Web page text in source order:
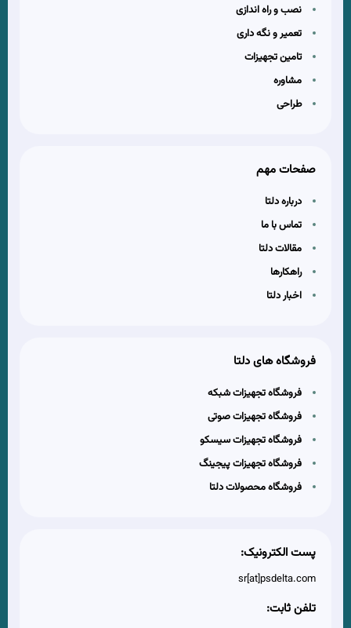
نصب و راه اندازی
تعمیر و نگه داری
تامین تجهیزات
مشاوره
طراحی
صفحات مهم
درباره دلتا
تماس با ما
مقالات دلتا
راهکارها
اخبار دلتا
فروشگاه های دلتا
فروشگاه تجهیزات شبکه
فروشگاه تجهیزات صوتی
فروشگاه تجهیزات سیسکو
فروشگاه تجهیزات پیجینگ
فروشگاه محصولات دلتا
پست الکترونیک:
sr[at]psdelta.com
تلفن ثابت: